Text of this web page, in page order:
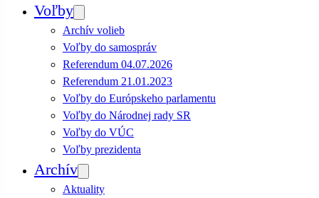
Voľby
Archív volieb
Voľby do samospráv
Referendum 04.07.2026
Referendum 21.01.2023
Voľby do Európskeho parlamentu
Voľby do Národnej rady SR
Voľby do VÚC
Voľby prezidenta
Archív
Aktuality